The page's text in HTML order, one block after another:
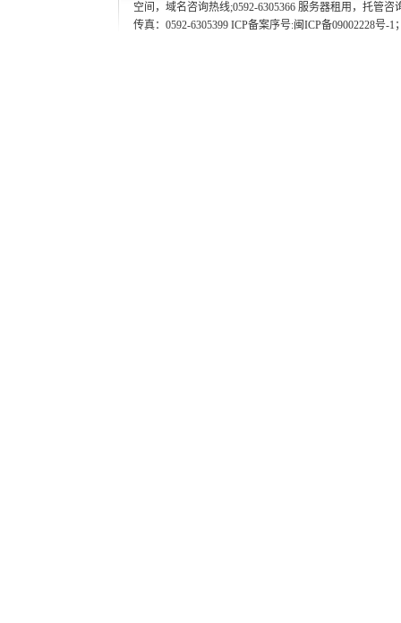
空间，域名咨询热线;0592-6305366 服务器租用，托管咨
传真：0592-6305399 ICP备案序号:闽ICP备09002228号-1